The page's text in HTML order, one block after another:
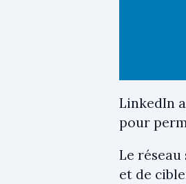
LinkedIn
pour
Le
et de